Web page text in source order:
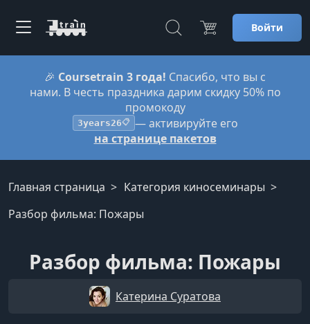
Войти
🎉 Coursetrain 3 года! Спасибо, что вы с
нами. В честь праздника дарим скидку 50% по
промокоду
3years26📋 — активируйте его
на странице пакетов
Главная страница
Категория киносеминары
Разбор фильма: Пожары
Разбор фильма: Пожары
Катерина Суратова